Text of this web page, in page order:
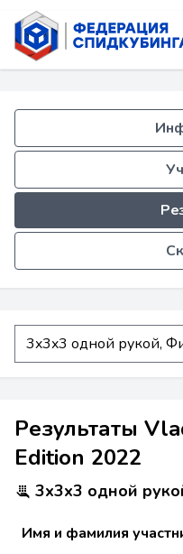
Результаты
Edition 2022
3x3x3 одной
Имя и фамилия